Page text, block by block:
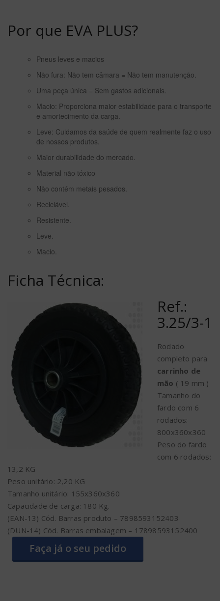
Por que EVA PLUS?
Pneus leves e macios
Não fura: Não tem câmara = Não tem manutenção.
Uma peça única = Sem gastos adicionais.
Macio: Proporciona maior estabilidade para o transporte
e amortecimento da carga.
Leve: Cuidamos da saúde de quem realmente faz o uso
de nossos produtos.
Maior durabilidade do mercado.
Material não tóxico
Não contém metais pesados.
Reciclável.
Resistente.
Leve.
Macio.
Ficha Técnica:
Ref.:
3.25/3-1
Rodado
completo para
carrinho de
mão ( 19 mm )
Tamanho do
fardo com 6
rodados:
800x360x360
Peso do fardo
com 6 rodados:
13,2 KG
Peso unitário: 2,20 KG
Tamanho unitário: 155x360x360
Capacidade de carga: 180 Kg.
(EAN-13) Cód. Barras produto – 7898593152403
(DUN-14) Cód. Barras embalagem – 17898593152400
Faça já o seu pedido